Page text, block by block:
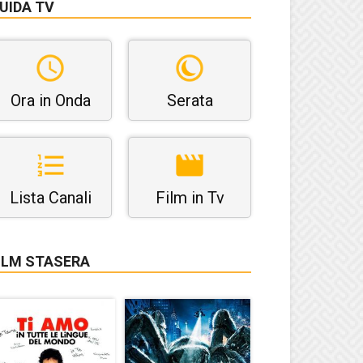
TV
Ora in Onda Serata
Lista Canali Film in Tv
STASERA